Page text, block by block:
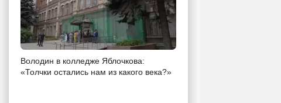
Володин в колледже Яблочкова:
«Толчки остались нам из какого века?»